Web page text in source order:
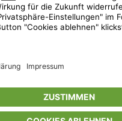
entsprechen der unverbindlichen
Prozentangaben beziehen sich auf